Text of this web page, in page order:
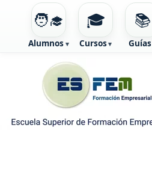
🧑‍🎓
Alumnos
🎓
Cursos
📚
Guías
contenido